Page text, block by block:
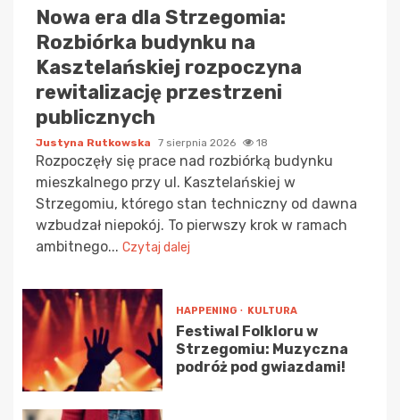
Nowa era dla Strzegomia:
Rozbiórka budynku na
Kasztelańskiej rozpoczyna
rewitalizację przestrzeni
publicznych
Justyna Rutkowska 7 sierpnia 2026 18
Rozpoczęły się prace nad rozbiórką budynku
mieszkalnego przy ul. Kasztelańskiej w
Strzegomiu, którego stan techniczny od dawna
wzbudzał niepokój. To pierwszy krok w ramach
ambitnego... Czytaj dalej
HAPPENING KULTURA
Festiwal Folkloru w
Strzegomiu: Muzyczna
podróż pod gwiazdami!